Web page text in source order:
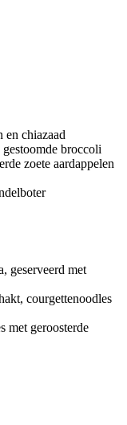
en chiazaad
broccoli
zoete aardappelen
geserveerd met
courgettenoodles
met geroosterde